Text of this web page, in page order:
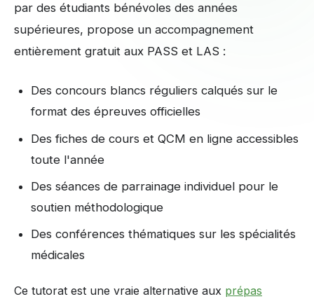
par des étudiants bénévoles des années
supérieures, propose un accompagnement
entièrement gratuit aux PASS et LAS :
Des concours blancs réguliers calqués sur le
format des épreuves officielles
Des fiches de cours et QCM en ligne accessibles
toute l'année
Des séances de parrainage individuel pour le
soutien méthodologique
Des conférences thématiques sur les spécialités
médicales
Ce tutorat est une vraie alternative aux prépas